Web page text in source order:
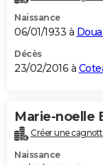
Naissance
06/01/1933 à
Décès
23/02/2016 à
Marie-noelle
Créer une
Naissance